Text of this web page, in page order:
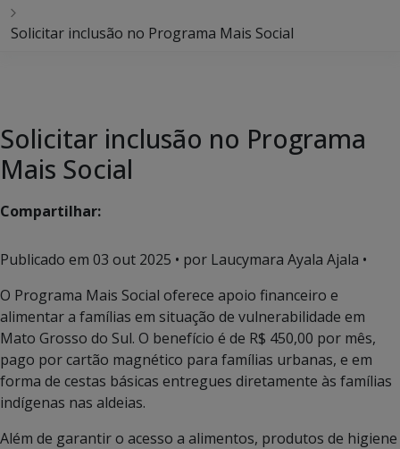
Solicitar inclusão no Programa Mais Social
Solicitar inclusão no Programa
Mais Social
Compartilhar:
Publicado em 03 out 2025 • por Laucymara Ayala Ajala •
O Programa Mais Social oferece apoio financeiro e
alimentar a famílias em situação de vulnerabilidade em
Mato Grosso do Sul. O benefício é de R$ 450,00 por mês,
pago por cartão magnético para famílias urbanas, e em
forma de cestas básicas entregues diretamente às famílias
indígenas nas aldeias.
Além de garantir o acesso a alimentos, produtos de higiene